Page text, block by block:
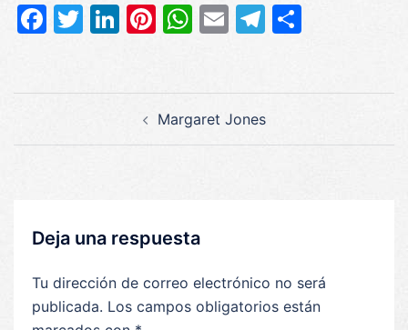
Facebook
Twitter
LinkedIn
Pinterest
WhatsApp
EmailTelegram
Margaret Jones
Deja una respuesta
Tu dirección de correo electrónico no será
publicada. Los campos obligatorios están